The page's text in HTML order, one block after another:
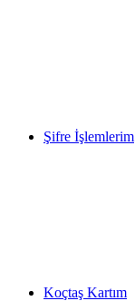
Şifre İşlemlerim
Koçtaş Kartım